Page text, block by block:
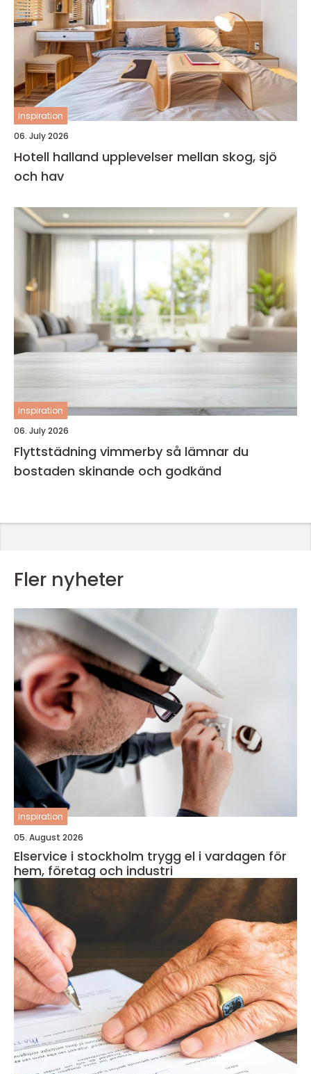
inspiration
06. July 2026
Hotell halland upplevelser mellan skog, sjö
och hav
inspiration
06. July 2026
Flyttstädning vimmerby så lämnar du
bostaden skinande och godkänd
Fler nyheter
inspiration
05. August 2026
Elservice i stockholm trygg el i vardagen för
hem, företag och industri